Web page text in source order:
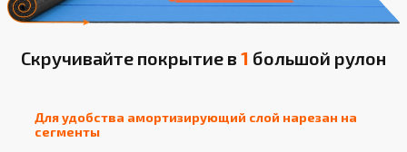
Скручивайте покрытие в 1 большой рулон
Для удобства амортизирующий слой нарезан на
сегменты